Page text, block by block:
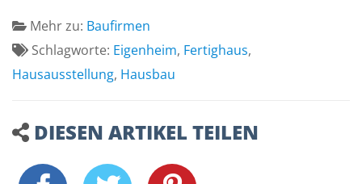
Mehr zu: Baufirmen
Schlagworte: Eigenheim, Fertighaus,
Hausausstellung, Hausbau
DIESEN ARTIKEL TEILEN